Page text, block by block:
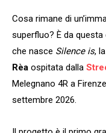
Cosa rimane di
superfluo? È da
che nasce Silence is,
Rèa ospitata dalla
Melegnano 4R a
settembre 2026.